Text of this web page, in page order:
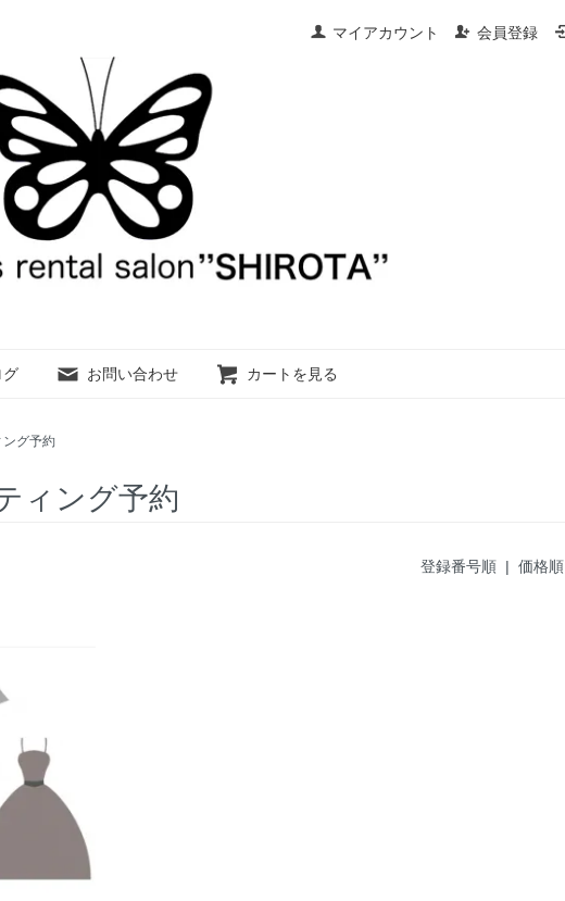
マイアカウント 会員登録
グ お問い合わせ カートを見る
ング予約
ィング予約
登録番号順 | 価格順